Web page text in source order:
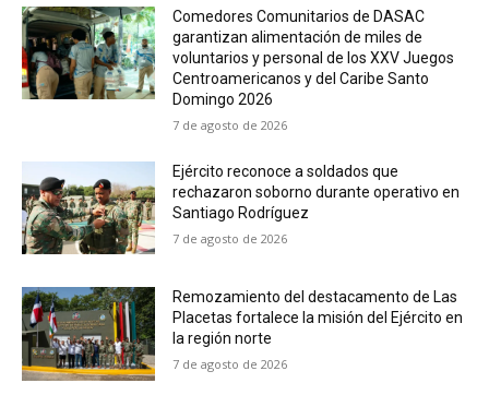
Comedores Comunitarios de DASAC
garantizan alimentación de miles de
voluntarios y personal de los XXV Juegos
Centroamericanos y del Caribe Santo
Domingo 2026
7 de agosto de 2026
Ejército reconoce a soldados que
rechazaron soborno durante operativo en
Santiago Rodríguez
7 de agosto de 2026
Remozamiento del destacamento de Las
Placetas fortalece la misión del Ejército en
la región norte
7 de agosto de 2026